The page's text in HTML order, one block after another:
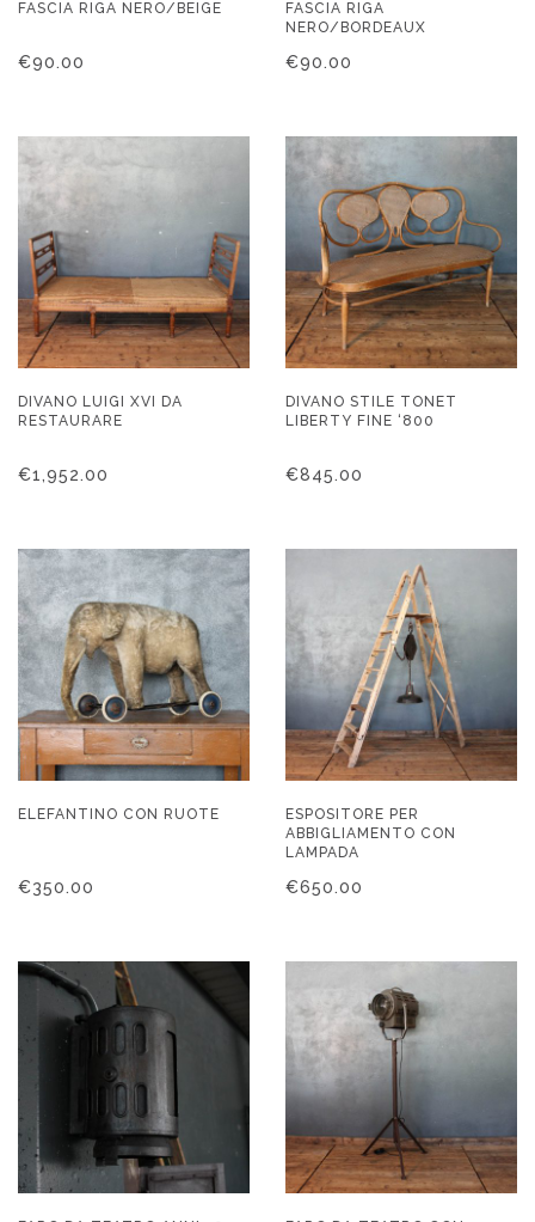
FASCIA RIGA NERO/BEIGE
€90.00
FASCIA RIGA
NERO/BORDEAUX
€90.00
DIVANO LUIGI XVI DA
RESTAURARE
€1,952.00
DIVANO STILE TONET
LIBERTY FINE ‘800
€845.00
ELEFANTINO CON RUOTE
€350.00
ESPOSITORE PER
ABBIGLIAMENTO CON
LAMPADA
€650.00